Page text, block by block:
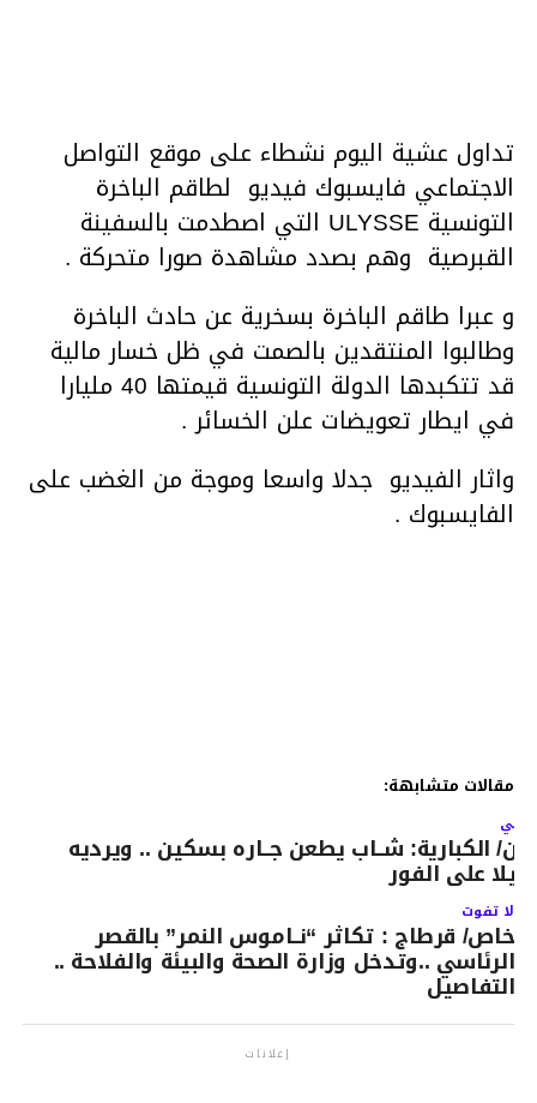
تداول عشية اليوم نشطاء على موقع التواصل
الاجتماعي فايسبوك فيديو لطاقم الباخرة
التونسية ULYSSE التي اصطدمت بالسفينة
القبرصية وهم بصدد مشاهدة صورا متحركة .
و عبرا طاقم الباخرة بسخرية عن حادث الباخرة
وطالبوا المنتقدين بالصمت في ظل خسار مالية
قد تتكبدها الدولة التونسية قيمتها 40 مليارا
في ايطار تعويضات علن الخسائر .
واثار الفيديو جدلا واسعا وموجة من الغضب على
الفايسبوك .
مقالات متشابهة:
الكبارية: شــاب يطعن جــاره بسكين .. ويرديه
على الفور
لا تفوت
خاص/ قرطاج : تكاثر “نــاموس النمر” بالقصر
الرئاسي ..وتدخل وزارة الصحة والبيئة والفلاحة ..
التفاصيل
إعلانات